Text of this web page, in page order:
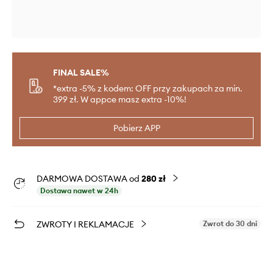
FINAL SALE%
*extra -5% z kodem: OFF przy zakupach za min.
399 zł. W appce masz extra -10%!
Pobierz APP
DARMOWA DOSTAWA od 280 zł
Dostawa nawet w 24h
ZWROTY I REKLAMACJE Zwrot do 30 dni